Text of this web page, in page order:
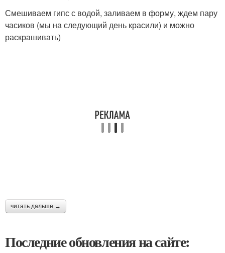
Смешиваем гипс с водой, заливаем в форму, ждем пару
часиков (мы на следующий день красили) и можно
раскрашивать)
читать дальше →
Последние обновления на сайте: